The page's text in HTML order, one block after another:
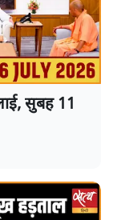
सुबह 11